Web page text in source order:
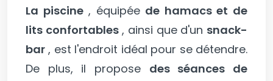
La piscine, équipée de hamacs et de
lits confortables, ainsi que d'un snack-
bar , est l'endroit idéal pour se détendre.
De plus, il propose des séances de